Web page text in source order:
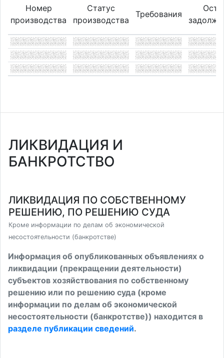
Номер
производства
Статус
производства
Требования
ЛИКВИДАЦИЯ И
БАНКРОТСТВО
ЛИКВИДАЦИЯ ПО СОБСТВЕННОМУ
РЕШЕНИЮ, ПО РЕШЕНИЮ СУДА
Кроме информации по делам об экономической
несостоятельности (банкротстве)
Информация об опубликованных объявлениях о
ликвидации (прекращении деятельности)
субъектов хозяйствования по собственному
решению или по решению суда (кроме
информации по делам об экономической
несостоятельности (банкротстве)) находится в
разделе публикации сведений.